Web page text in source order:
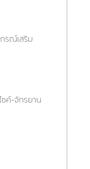
รณ์เสริม
ค์-จักรยาน